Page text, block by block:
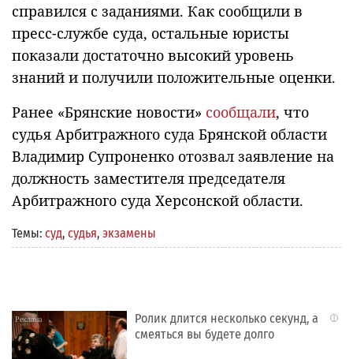
справился с заданиями. Как сообщили в
пресс-службе суда, остальные юристы
показали достаточно высокий уровень
знаний и получили положительные оценки.
Ранее «Брянские новости» сообщали, что
судья Арбитражного суда Брянской области
Владимир Супроненко отозвал заявление на
должность заместителя председателя
Арбитражного суда Херсонской области.
Темы: суд, судья, экзамены
i
Ролик длится несколько секунд, а
смеяться вы будете долго